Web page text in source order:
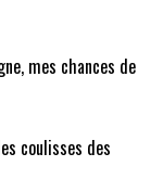
mes chances de
coulisses des